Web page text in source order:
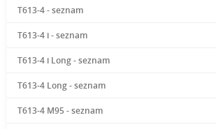
T613-4 - seznam
T613-4 i - seznam
T613-4 i Long - seznam
T613-4 Long - seznam
T613-4 M95 - seznam